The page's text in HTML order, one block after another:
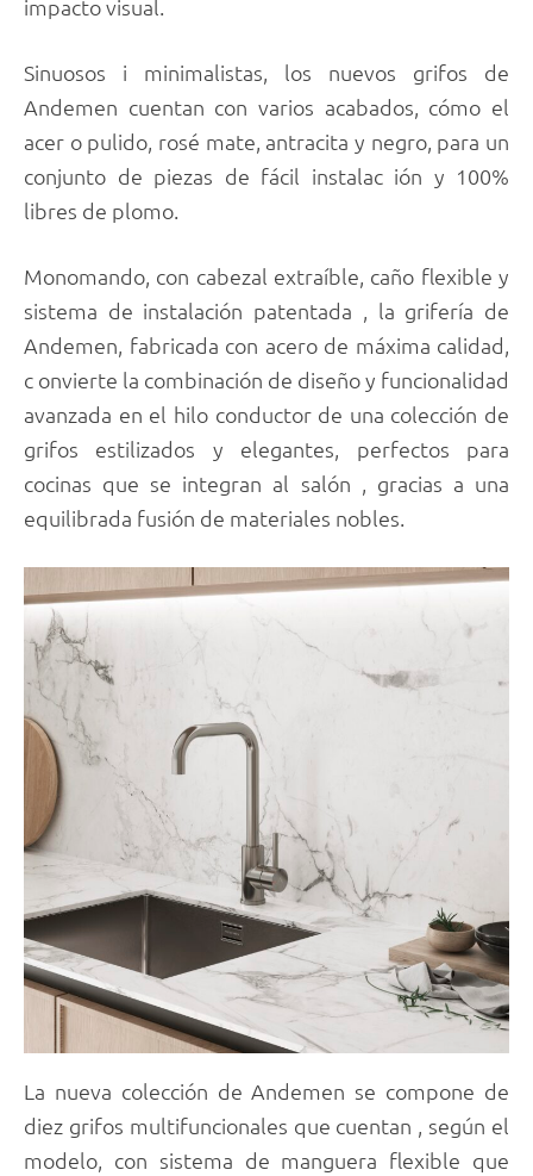
impacto visual.
Sinuosos i minimalistas, los nuevos grifos de
Andemen cuentan con varios acabados, cómo el
acer o pulido, rosé mate, antracita y negro, para un
conjunto de piezas de fácil instalac ión y 100%
libres de plomo.
Monomando, con cabezal extraíble, caño flexible y
sistema de instalación patentada , la grifería de
Andemen, fabricada con acero de máxima calidad,
c onvierte la combinación de diseño y funcionalidad
avanzada en el hilo conductor de una colección de
grifos estilizados y elegantes, perfectos para
cocinas que se integran al salón , gracias a una
equilibrada fusión de materiales nobles.
La nueva colección de Andemen se compone de
diez grifos multifuncionales que cuentan , según el
modelo, con sistema de manguera flexible que